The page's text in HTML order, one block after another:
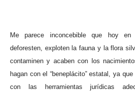
Me parece inconcebible que hoy
deforesten, exploten la fauna y la flora
contaminen y acaben con los
hagan con el “beneplácito” estatal, ya
con las herramientas jurídicas